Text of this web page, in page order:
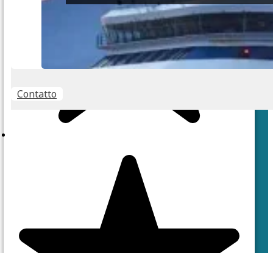
Contatto